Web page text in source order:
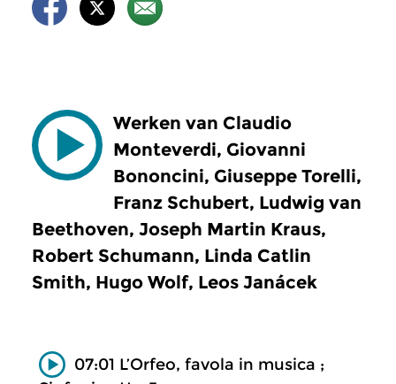
Werken van Claudio
Monteverdi, Giovanni
Bononcini, Giuseppe Torelli,
Franz Schubert, Ludwig van
Beethoven, Joseph Martin Kraus,
Robert Schumann, Linda Catlin
Smith, Hugo Wolf, Leos Janácek
07:01 L’Orfeo, favola in musica ;